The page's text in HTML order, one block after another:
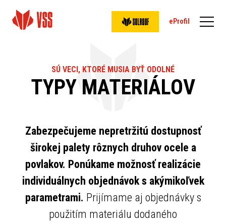
eProfil
SÚ VECI, KTORÉ MUSIA BYŤ ODOLNÉ
TYPY MATERIÁLOV
Zabezpečujeme nepretržitú dostupnosť
širokej palety rôznych druhov ocele a
povlakov. Ponúkame možnosť realizácie
individuálnych objednávok s akýmikoľvek
parametrami. Prijímame aj objednávky s
použitím materiálu dodaného